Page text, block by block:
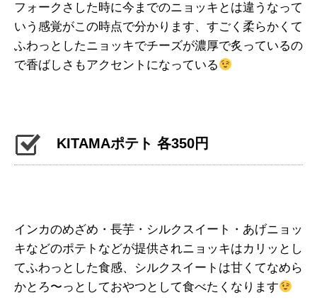
フォークさした時に今までのニョッキとは違うなって
いう感覚がこの時点で分かります、すごく柔らかくて
ふわっとしたニョッキでチーズが濃厚で炙っているの
で香ばしさもアクセントになっている
KITAMAポテト 各350円
インカのめざめ・長芋・シルクスイート・あげニョッ
キなどのポテトなどが提供されニョッキはカリッとし
てふわっとした食感、シルクスイートは甘くてなめら
かとろ〜っとしておやつとして食べたくなります